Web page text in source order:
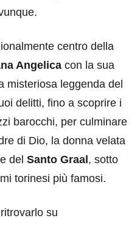
centro della
Angelica con la sua
misteriosa leggenda del
delitti, fino a scoprire i
barocchi, per culminare
di Dio, la donna velata
del Santo Graal, sotto
torinesi più famosi.
su